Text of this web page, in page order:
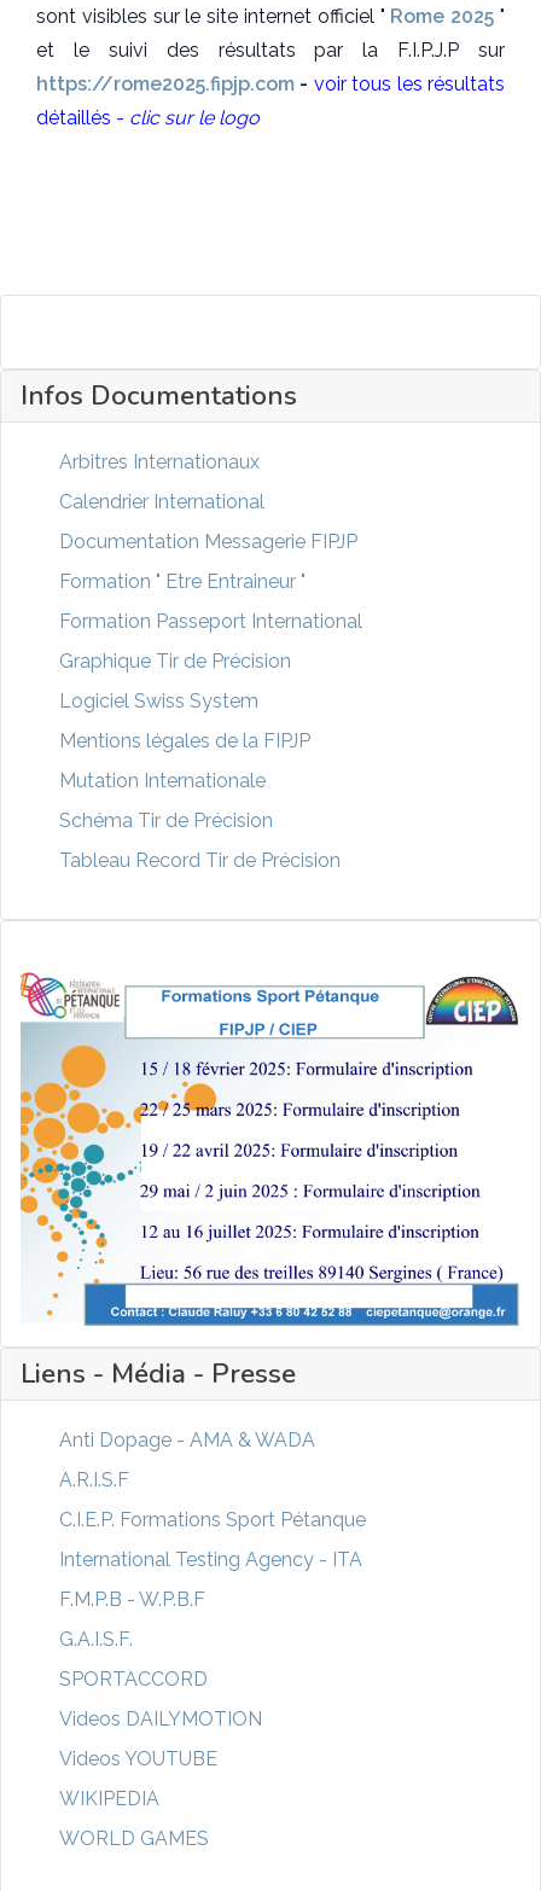
Infos Documentations
Arbitres Internationaux
Calendrier International
Documentation Messagerie FIPJP
Formation " Etre Entraineur "
Formation Passeport International
Graphique Tir de Précision
Logiciel Swiss System
Mentions légales de la FIPJP
Mutation Internationale
Schéma Tir de Précision
Tableau Record Tir de Précision
Liens - Média - Presse
Anti Dopage - AMA & WADA
A.R.I.S.F
C.I.E.P. Formations Sport Pétanque
International Testing Agency - ITA
F.M.P.B - W.P.B.F
G.A.I.S.F.
SPORTACCORD
Videos DAILYMOTION
Videos YOUTUBE
WIKIPEDIA
WORLD GAMES
sont visibles sur le site internet officiel " Rome 2025 "
et le suivi des résultats par la F.I.P.J.P sur
https://rome2025.fipjp.com - voir tous les résultats
détaillés - clic sur le logo